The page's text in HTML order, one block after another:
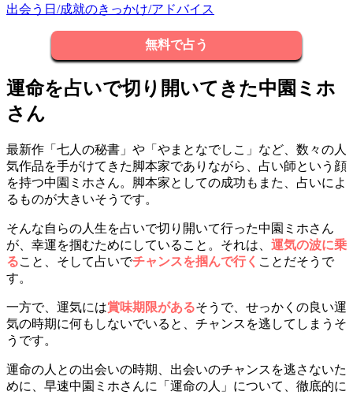
無料で占う
運命を占いで切り開いてきた中園ミホ
さん
最新作「七人の秘書」や「やまとなでしこ」など、数々の人
気作品を手がけてきた脚本家でありながら、占い師という顔
を持つ中園ミホさん。脚本家としての成功もまた、占いによ
るものが大きいそうです。
そんな自らの人生を占いで切り開いて行った中園ミホさん
が、幸運を掴むためにしていること。それは、 運気の波に乗
ること、そして占いでチャンスを掴んで行く ことだそうで
す。
一方で、運気には賞味期限があるそうで、せっかくの良い運
気の時期に何もしないでいると、チャンスを逃してしまうそ
うです。
運命の人との出会いの時期、出会いのチャンスを逃さないた
めに、早速中園ミホさんに「運命の人」について、徹底的に